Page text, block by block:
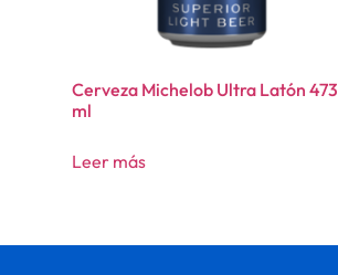
Cerveza Michelob Ultra Latón 473
ml
Leer más